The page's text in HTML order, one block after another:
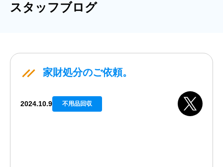
スタッフブログ
家財処分のご依頼。
2024.10.9 不用品回収